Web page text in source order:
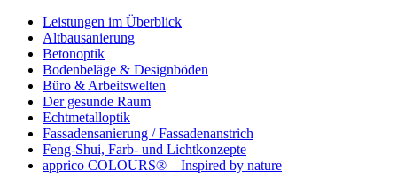
Leistungen im Überblick
Altbausanierung
Betonoptik
Bodenbeläge & Designböden
Büro & Arbeitswelten
Der gesunde Raum
Echtmetalloptik
Fassadensanierung / Fassadenanstrich
Feng-Shui, Farb- und Lichtkonzepte
apprico COLOURS® – Inspired by nature